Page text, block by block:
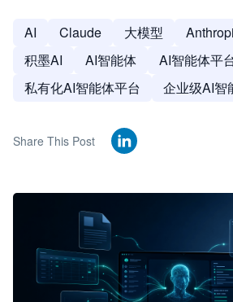
AI Claude 大模型
积墨AI
AI智能体
AI智能体平
私有化AI智能体平台
企业级AI智
Share This Post